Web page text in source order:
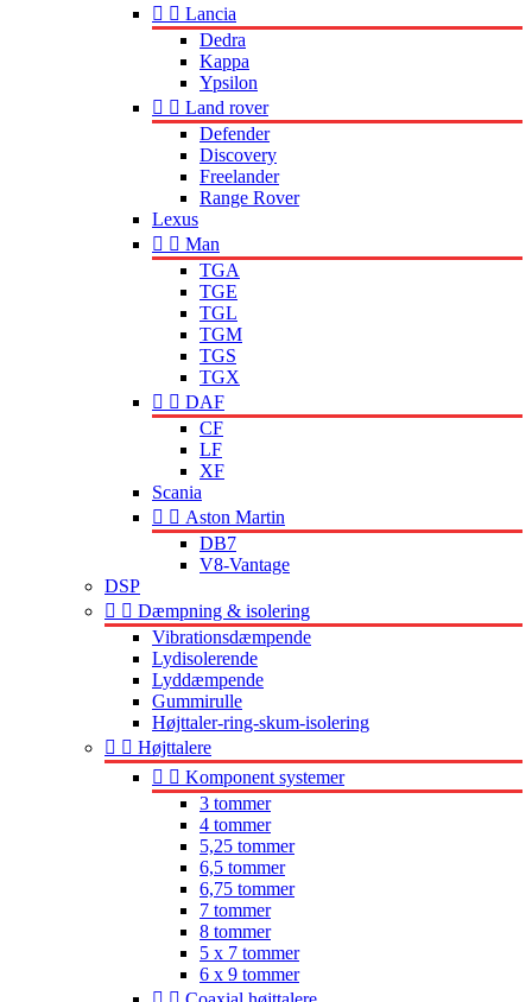
  Lancia
Dedra
Kappa
Ypsilon
  Land rover
Defender
Discovery
Freelander
Range Rover
Lexus
  Man
TGA
TGE
TGL
TGM
TGS
TGX
  DAF
CF
LF
XF
Scania
  Aston Martin
DB7
V8-Vantage
DSP
  Dæmpning & isolering
Vibrationsdæmpende
Lydisolerende
Lyddæmpende
Gummirulle
Højttaler-ring-skum-isolering
  Højttalere
  Komponent systemer
3 tommer
4 tommer
5,25 tommer
6,5 tommer
6,75 tommer
7 tommer
8 tommer
5 x 7 tommer
6 x 9 tommer